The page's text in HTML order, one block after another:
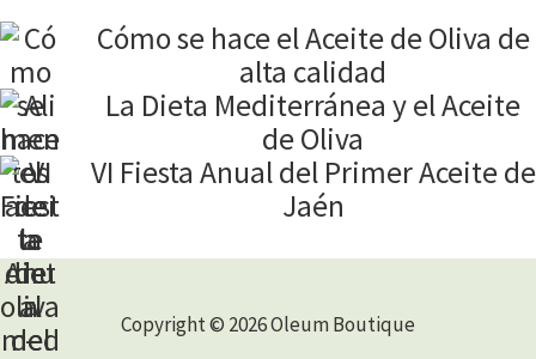
Cómo se hace el Aceite de Oliva de
alta calidad
La Dieta Mediterránea y el Aceite
de Oliva
VI Fiesta Anual del Primer Aceite de
Jaén
Copyright © 2026 Oleum Boutique